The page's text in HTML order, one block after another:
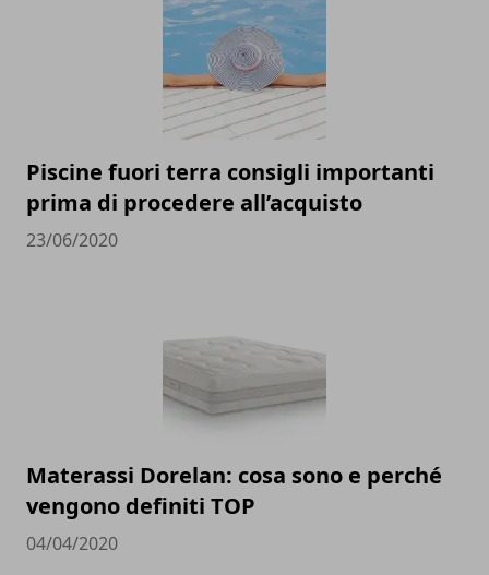
Piscine fuori terra consigli importanti
prima di procedere all’acquisto
23/06/2020
Materassi Dorelan: cosa sono e perché
vengono definiti TOP
04/04/2020